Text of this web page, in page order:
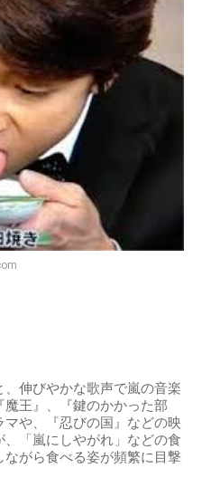
伸びやかな歌声で嵐の音楽
王』、『鍵のかかった部
や、『忍びの国』などの映
「嵐にしやがれ」などの食
がら食べる姿が頻繁に目撃